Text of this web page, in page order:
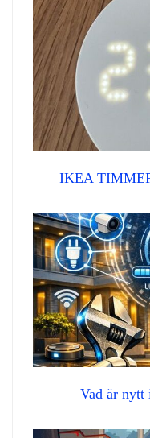
IKEA
Vad är nytt